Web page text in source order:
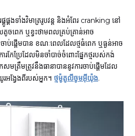
ផ្គងទាំងវិមាត្ររូបវន្ត និងអំពែរ cranking នៅ
ចពេក ឬខ្វះថាមពលគ្រប់គ្រាន់អាច
ប់ផ្តើមបាន ខណៈពេលដែលថ្មធំពេក ឬធ្ងន់អាច
កែប្រែដែលមិនចាំបាច់ចំពោះផ្នែកថ្មរបស់កង់
សមត្រឹមត្រូវនឹងធានាបាននូវការចាប់ផ្តើមដែល
អង្វែងពីរបស់អ្នក។ ថ្មម៉ូតូលីចូមអ៊ីយ៉ុង.